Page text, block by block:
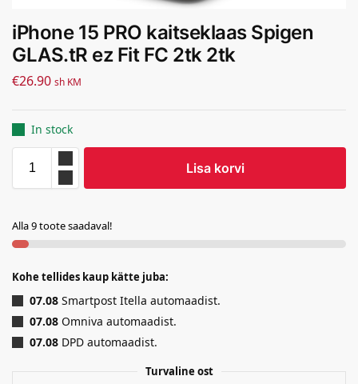
iPhone 15 PRO kaitseklaas Spigen
GLAS.tR ez Fit FC 2tk 2tk
€26.90 sh KM
In stock
Lisa korvi
Alla 9 toote saadaval!
Kohe tellides kaup kätte juba:
07.08 Smartpost Itella automaadist.
07.08 Omniva automaadist.
07.08 DPD automaadist.
Turvaline ost